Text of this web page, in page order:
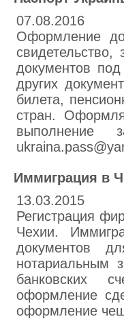
07.08.2016
Оформление
свидетельство,
документов
других
билета,
стран.
выполнение
Иммиграция в
13.03.2015
Регистрация
Чехии.
документов
нотариальным
банковских
оформление
оформление